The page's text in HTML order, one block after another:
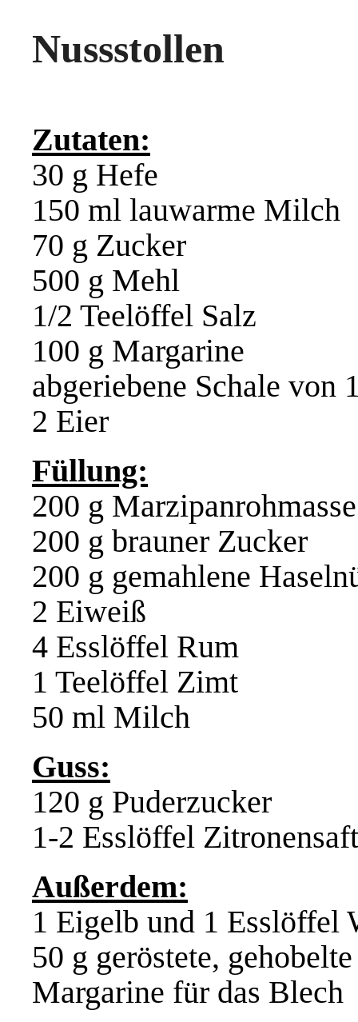
Nussstollen
Zutaten:
30 g Hefe
150 ml lauwarme Milch
70 g Zucker
500 g Mehl
1/2 Teelöffel Salz
100 g Margarine
abgeriebene Schale von
2 Eier
Füllung:
200 g Marzipanrohmasse
200 g brauner Zucker
200 g gemahlene
2 Eiweiß
4 Esslöffel Rum
1 Teelöffel Zimt
50 ml Milch
Guss:
120 g Puderzucker
1-2 Esslöffel Zitronensaft
Außerdem:
1 Eigelb und 1 Esslöffel
50 g geröstete,
Margarine für das Blech